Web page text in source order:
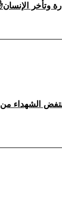
الشهداء